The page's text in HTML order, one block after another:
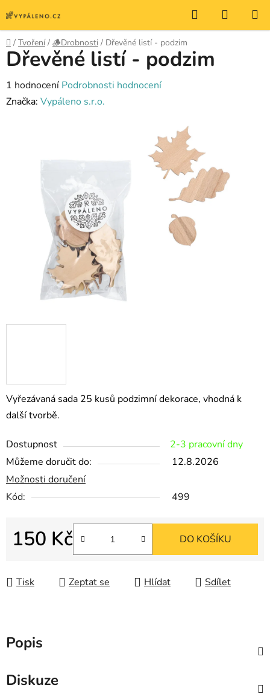
na
obsah
Hledat
KOŠÍK
Domů
/ Tvoření / 🪵Drobnosti / Dřevěné listí - podzim
Vyřezávaná sada 25 kusů podzimní dekorace, vhodná k
další tvorbě.
Dostupnost
2-3 pracovní dny
Můžeme doručit do:
12.8.2026
Možnosti doručení
Kód:
499
150 Kč DO KOŠÍKU
Tisk Zeptat se Hlídat Sdílet
Dřevěné listí - podzim
Průměrné
hodnocení
hvězdiček.
1 hodnocení Podrobnosti hodnocení
Značka: Vypáleno s.r.o.
Popis
Diskuze